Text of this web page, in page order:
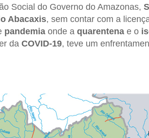
Social do Governo do Amazonas,
Abacaxis, sem contar com a
pandemiaonde a quarentenae o
da COVID-19, teve um